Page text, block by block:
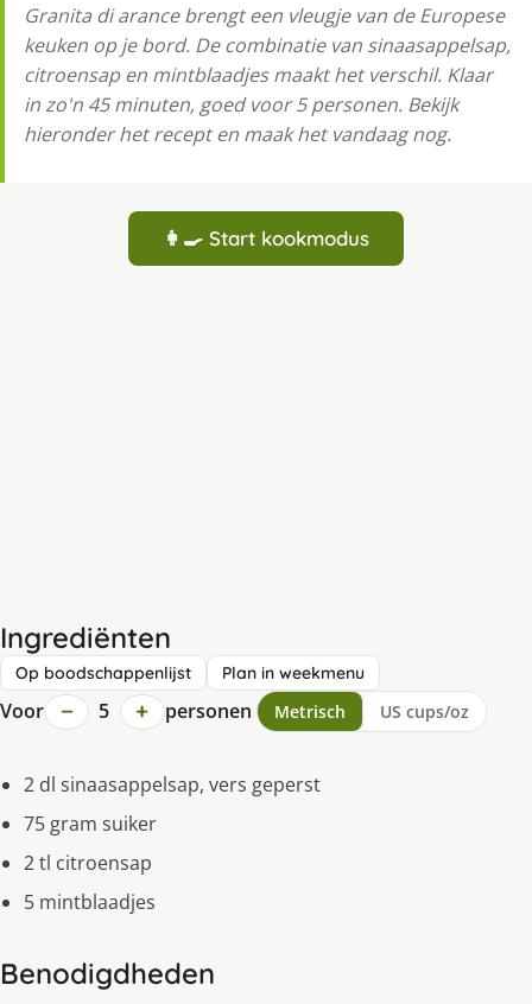
Granita di arance brengt een vleugje van de Europese
keuken op je bord. De combinatie van sinaasappelsap,
citroensap en mintblaadjes maakt het verschil. Klaar
in zo'n 45 minuten, goed voor 5 personen. Bekijk
hieronder het recept en maak het vandaag nog.
👩‍🍳 Start kookmodus
Ingrediënten
Op boodschappenlijst Plan in weekmenu
Voor − 5 + personen Metrisch US cups/oz
2 dl sinaasappelsap, vers geperst
75 gram suiker
2 tl citroensap
5 mintblaadjes
Benodigdheden